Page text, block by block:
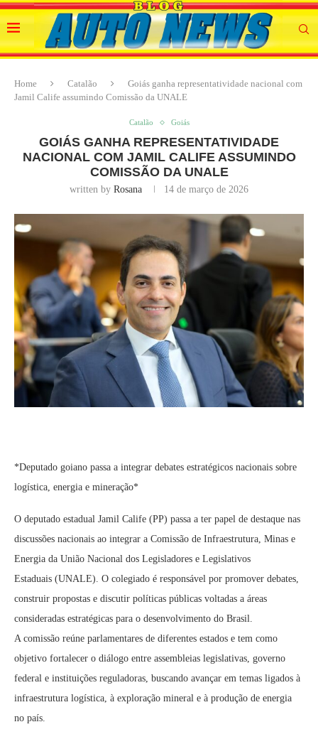
Home Catalão
Goiás ganha representatividade nacional com
Jamil Calife assumindo Comissão da UNALE
Catalão Goiás
GOIÁS GANHA REPRESENTATIVIDADE
NACIONAL COM JAMIL CALIFE ASSUMINDO
COMISSÃO DA UNALE
written by Rosana 14 de março de 2026
*Deputado goiano passa a integrar debates estratégicos nacionais sobre
logística, energia e mineração*
O deputado estadual Jamil Calife (PP) passa a ter papel de destaque nas
discussões nacionais ao integrar a Comissão de Infraestrutura, Minas e
Energia da União Nacional dos Legisladores e Legislativos
Estaduais (UNALE). O colegiado é responsável por promover debates,
construir propostas e discutir políticas públicas voltadas a áreas
consideradas estratégicas para o desenvolvimento do Brasil.
A comissão reúne parlamentares de diferentes estados e tem como
objetivo fortalecer o diálogo entre assembleias legislativas, governo
federal e instituições reguladoras, buscando avançar em temas ligados à
infraestrutura logística, à exploração mineral e à produção de energia
no país.